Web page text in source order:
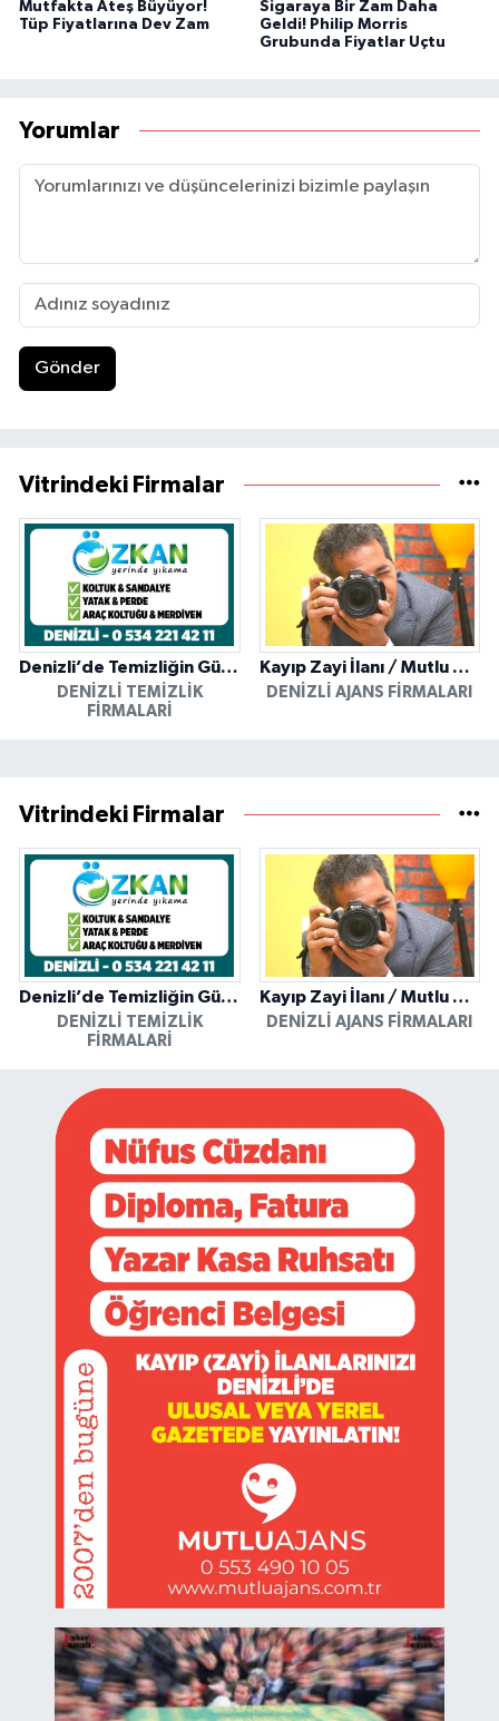
Mutfakta Ateş Büyüyor!
Tüp Fiyatlarına Dev Zam
Sigaraya Bir Zam Daha
Geldi! Philip Morris
Grubunda Fiyatlar Uçtu
Yorumlar
Gönder
Vitrindeki Firmalar
Denizli’de Temizliğin Güvenilir Adresi: Özkan Yerinde Yıkama
DENIZLI TEMIZLIK
FIRMALARI
Kayıp Zayi İlanı / Mutlu Ajans / Denizli
DENIZLI AJANS FIRMALARI
Vitrindeki Firmalar
Denizli’de Temizliğin Güvenilir Adresi: Özkan Yerinde Yıkama
DENIZLI TEMIZLIK
FIRMALARI
Kayıp Zayi İlanı / Mutlu Ajans / Denizli
DENIZLI AJANS FIRMALARI